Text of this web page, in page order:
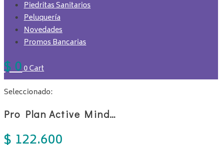
Piedritas Sanitarios
Peluquería
Novedades
Promos Bancarias
$00Cart
Seleccionado:
Pro Plan Active Mind…